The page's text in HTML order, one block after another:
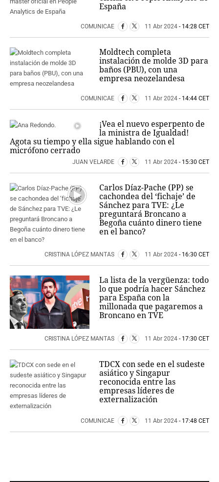
España
COMUNICAE 11 Abr 2024 - 14:28 CET
Moldtech completa
instalación de molde 3D para
baños (PBU), con una
empresa neozelandesa
COMUNICAE 11 Abr 2024 - 14:44 CET
¡Vea el nuevo esperpento de
la ministra de Igualdad!
Agota su tiempo y ella sigue hablando con el
micrófono cerrado
JUAN VELARDE 11 Abr 2024 - 15:30 CET
Carlos Díaz-Pache (PP) se
cachondea del ‘fichaje’ de
Sánchez para TVE: ¿Le
preguntará Broncano a
Begoña cuánto dinero tiene
en el banco?
CRISTINA LÓPEZ MANTAS 11 Abr 2024 - 16:30 CET
La lista de la vergüenza: todo
lo que podría hacer Sánchez
para España con la
millonada que pagaremos a
Broncano en TVE
CRISTINA LÓPEZ MANTAS 11 Abr 2024 - 17:30 CET
TDCX con sede en el sudeste
asiático y Singapur
reconocida entre las
empresas líderes de
externalización
COMUNICAE 11 Abr 2024 - 17:48 CET